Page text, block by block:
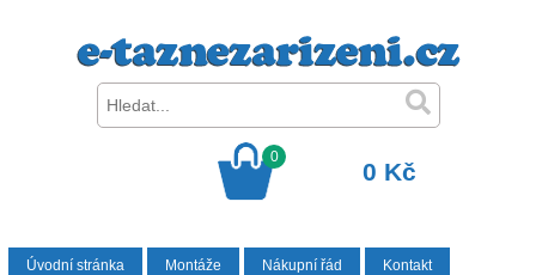
0
0 Kč
Úvodní stránka Montáže Nákupní řád Kontakt